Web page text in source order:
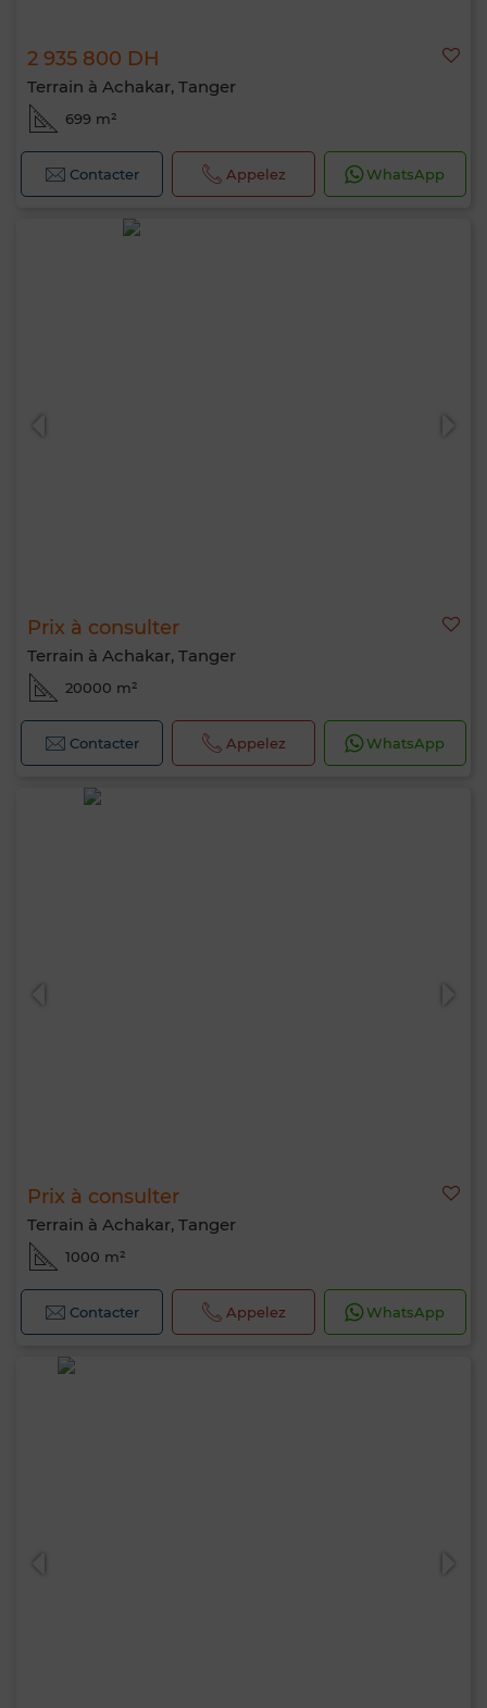
2 935 800 DH
Terrain à Achakar, Tanger
699 m²
Contacter Appelez WhatsApp
Prix à consulter
Terrain à Achakar, Tanger
20000 m²
Contacter Appelez WhatsApp
Prix à consulter
Terrain à Achakar, Tanger
1000 m²
Contacter Appelez WhatsApp